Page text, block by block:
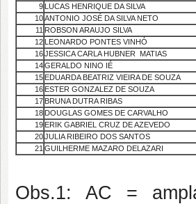
9 LUCAS HENRIQUE DA SILVA
10ANTONIO JOSÉ DA SILVA NETO
11 ROBSON ARAUJO SILVA
12 LEONARDO PONTES VINHÓ
16JESSICA CARLA HUBNER MATIAS
14GERALDO NINO IÉ
15 EDUARDA BEATRIZ VIEIRA DE SOUZA
16 ESTER GONZALEZ DE SOUZA
17 BRUNA DUTRA RIBAS
18 DOUGLAS GOMES DE CARVALHO
19 ERIK GABRIEL CRUZ DE AZEVEDO
20JULIA RIBEIRO DOS SANTOS
21 GUILHERME MAZARO DELAZARI
Obs.1: AC =